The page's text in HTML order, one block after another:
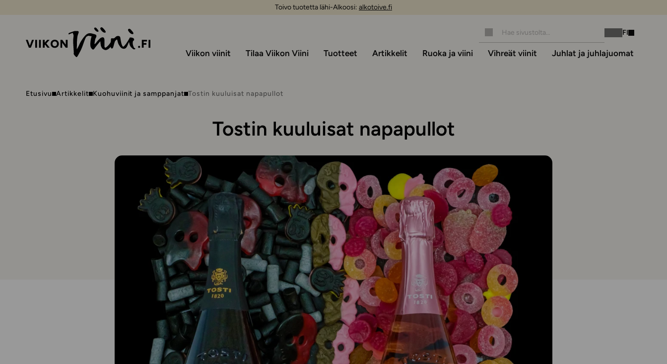
Toivo tuotetta lähi-Alkoosi: alkotoive.fi
Instagram
Facebook
FI
Viikon viinit Tilaa Viikon Viini Tuotteet Artikkelit Ruoka ja viini Vihreät viinit Juhlat ja juhlajuomat
Etusivu Artikkelit Kuohuviinit ja samppanjat Tostin kuuluisat napapullot
Tostin kuuluisat napapullot